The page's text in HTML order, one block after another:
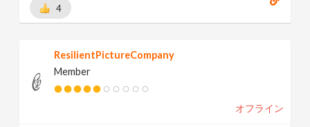
4
ResilientPictureCompany
Member
オフライン